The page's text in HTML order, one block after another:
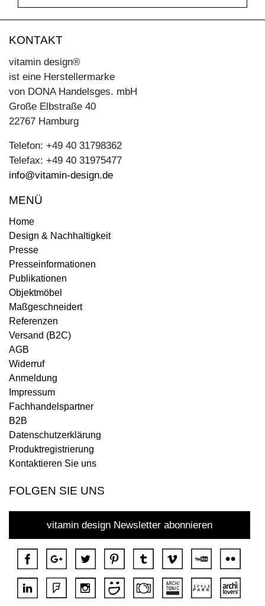
KONTAKT
vitamin design®
ist eine Herstellermarke
von DONA Handelsges. mbH
Große Elbstraße 40
22767 Hamburg
Telefon: +49 40 31798362
Telefax: +49 40 31975477
info@vitamin-design.de
MENÜ
Home
Design & Nachhaltigkeit
Presse
Presseinformationen
Publikationen
Objektmöbel
Maßgeschneidert
Referenzen
Versand (B2C)
AGB
Widerruf
Anmeldung
Impressum
Fachhandelspartner
B2B
Datenschutzerklärung
Produktregistrierung
Kontaktieren Sie uns
FOLGEN SIE UNS
vitamin design Newsletter abonnieren